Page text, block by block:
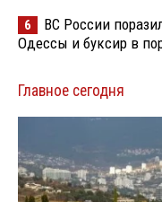
6
ВС России
Одессы и буксир в
Главное сегодня